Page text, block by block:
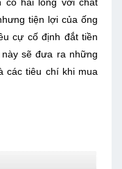
tiện lợi của ống
cự cố định đắt tiền
sẽ đưa ra những
các tiêu chí khi mua